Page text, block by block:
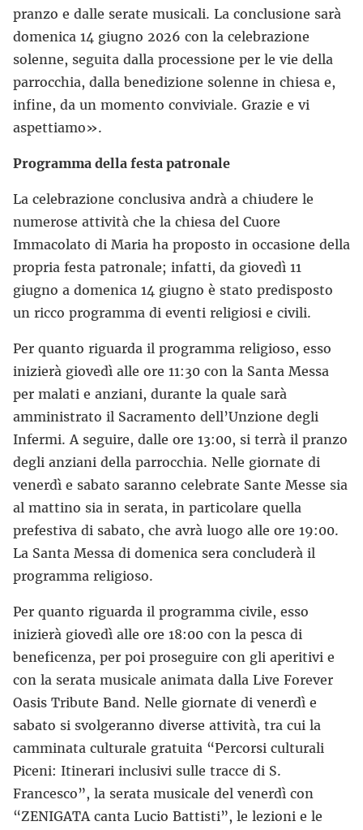
pranzo e dalle serate musicali. La conclusione sarà
domenica 14 giugno 2026 con la celebrazione
solenne, seguita dalla processione per le vie della
parrocchia, dalla benedizione solenne in chiesa e,
infine, da un momento conviviale. Grazie e vi
aspettiamo».
Programma della festa patronale
La celebrazione conclusiva andrà a chiudere le
numerose attività che la chiesa del Cuore
Immacolato di Maria ha proposto in occasione della
propria festa patronale; infatti, da giovedì 11
giugno a domenica 14 giugno è stato predisposto
un ricco programma di eventi religiosi e civili.
Per quanto riguarda il programma religioso, esso
inizierà giovedì alle ore 11:30 con la Santa Messa
per malati e anziani, durante la quale sarà
amministrato il Sacramento dell’Unzione degli
Infermi. A seguire, dalle ore 13:00, si terrà il pranzo
degli anziani della parrocchia. Nelle giornate di
venerdì e sabato saranno celebrate Sante Messe sia
al mattino sia in serata, in particolare quella
prefestiva di sabato, che avrà luogo alle ore 19:00.
La Santa Messa di domenica sera concluderà il
programma religioso.
Per quanto riguarda il programma civile, esso
inizierà giovedì alle ore 18:00 con la pesca di
beneficenza, per poi proseguire con gli aperitivi e
con la serata musicale animata dalla Live Forever
Oasis Tribute Band. Nelle giornate di venerdì e
sabato si svolgeranno diverse attività, tra cui la
camminata culturale gratuita “Percorsi culturali
Piceni: Itinerari inclusivi sulle tracce di S.
Francesco”, la serata musicale del venerdì con
“ZENIGATA canta Lucio Battisti”, le lezioni e le